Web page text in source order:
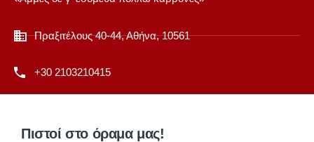
Πραξιτέλους 40-44, Αθήνα, 10561
+30 2103210415
Πιστοί στο όραμα μας!